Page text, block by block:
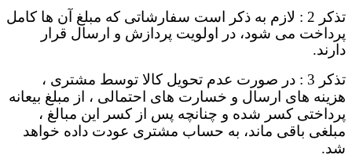
تذکر 2 : لازم به ذکر است سفارشاتی که مبلغ آن ها کامل
پرداخت می شود، در اولویت پردازش و ارسال قرار
دارند.
تذکر 3
: در صورت عدم تحویل کالا توسط مشتری ،
هزینه های ارسال و خسارت های احتمالی ، از مبلغ بیعانه
پرداختی کسر شده و چنانچه پس از کسر این مبالغ ،
مبلغی باقی ماند، به حساب مشتری عودت داده خواهد
شد.